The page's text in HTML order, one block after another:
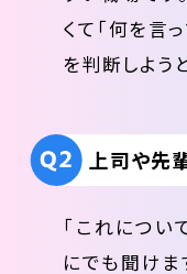
くて「何を言
を判断しよう
上司や先
「これについ
にでも聞けま